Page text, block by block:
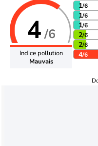
4/6
Indice pollution
Mauvais
1/6
1/6
1/6
2/6
2/6
4/6